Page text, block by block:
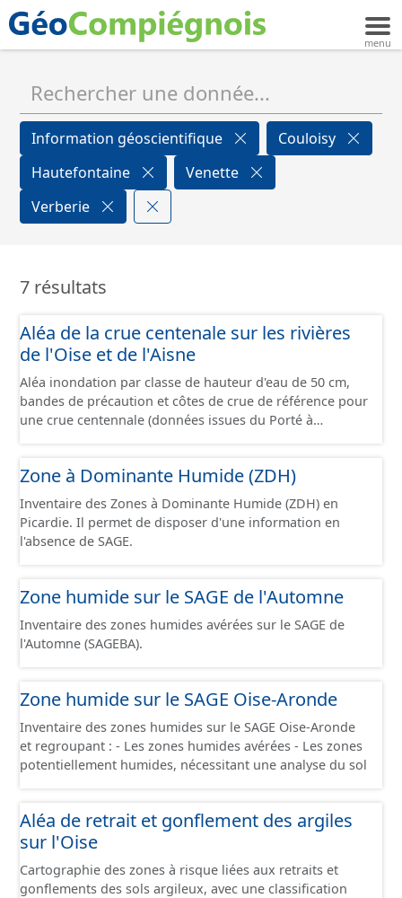
Information géoscientifique
Couloisy
Hautefontaine
Venette
Verberie
7 résultats
Aléa de la crue centenale sur les rivières
de l'Oise et de l'Aisne
Aléa inondation par classe de hauteur d'eau de 50 cm,
bandes de précaution et côtes de crue de référence pour
une crue centennale (données issues du Porté à
Zone à Dominante Humide (ZDH)
Inventaire des Zones à Dominante Humide (ZDH) en
Picardie. Il permet de disposer d'une information en
l'absence de SAGE.
Zone humide sur le SAGE de l'Automne
Inventaire des zones humides avérées sur le SAGE de
l'Automne (SAGEBA).
Zone humide sur le SAGE Oise-Aronde
Inventaire des zones humides sur le SAGE Oise-Aronde
et regroupant : - Les zones humides avérées - Les zones
potentiellement humides, nécessitant une analyse du sol
Aléa de retrait et gonflement des argiles
sur l'Oise
Cartographie des zones à risque liées aux retraits et
gonflements des sols argileux, avec une classification